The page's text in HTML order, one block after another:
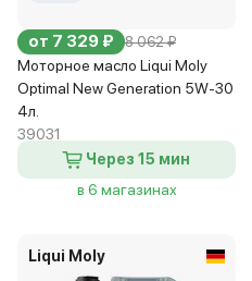
от 7 329 ₽ 8 062 ₽
Моторное масло Liqui Moly
Optimal New Generation 5W-30
4л.
39031
Через 15 мин
в 6 магазинах
Liqui Moly